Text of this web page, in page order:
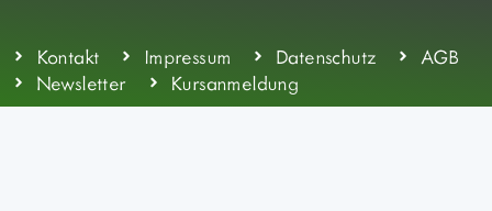
Kontakt Impressum Datenschutz
AGB
Newsletter
Kursanmeldung